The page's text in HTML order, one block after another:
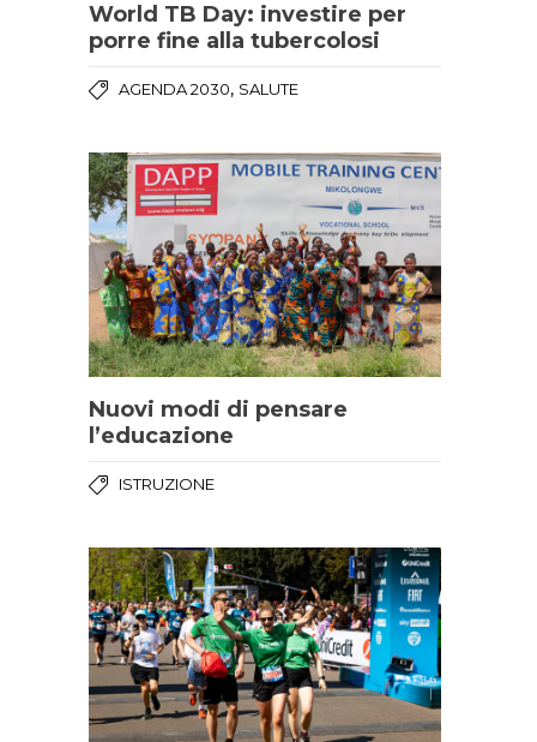
World TB Day: investire per
porre fine alla tubercolosi
AGENDA 2030, SALUTE
Nuovi modi di pensare
l’educazione
ISTRUZIONE